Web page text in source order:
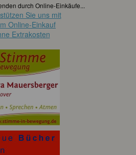
durch Online-Einkäufe...
Sie uns mit
Online-Einkauf
Extrakosten